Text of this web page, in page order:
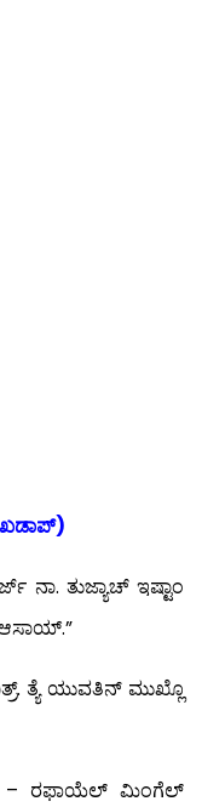
ಖಡಾಪ್)
ನಾ. ತುಜ್ಯಾಚ್ ಇಷ್ಟಾಂ
ಆಸಾಯ್.”
ತ್ಯೆ ಯುವತಿನ್ ಮುಖ್ಲೊ
– ರಫಾಯೆಲ್ ಮಿಂಗೆಲ್